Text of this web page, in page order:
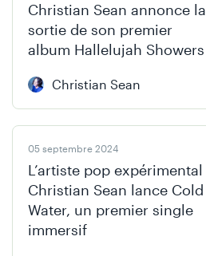
Christian Sean annonce la
sortie de son premier
album Hallelujah Showers
Christian Sean
05 septembre 2024
L’artiste pop expérimental
Christian Sean lance Cold
Water, un premier single
immersif